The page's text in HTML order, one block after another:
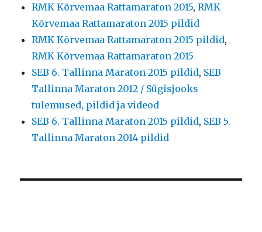
RMK Kõrvemaa Rattamaraton 2015,RMK
Kõrvemaa Rattamaraton 2015 pildid
RMK Kõrvemaa Rattamaraton 2015 pildid,
RMK Kõrvemaa Rattamaraton 2015
SEB 6. Tallinna Maraton 2015 pildid, SEB
Tallinna Maraton 2012 / Sügisjooks
tulemused, pildid ja videod
SEB 6. Tallinna Maraton 2015 pildid, SEB 5.
Tallinna Maraton 2014 pildid